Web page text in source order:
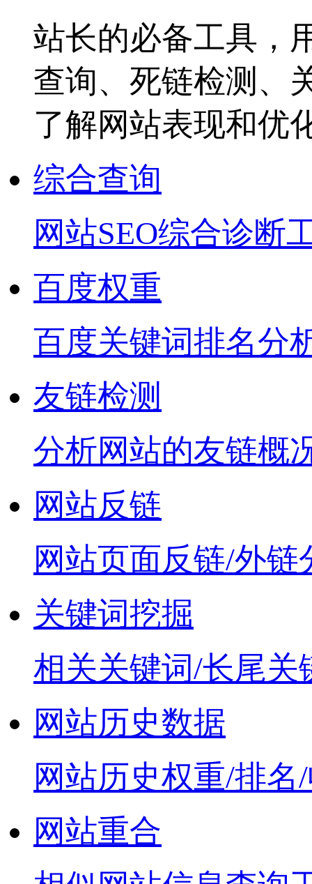
站长的必备工具，
查询、死链检测、
了解网站表现和优
综合查询
网站SEO综合诊断
百度权重
百度关键词排名分
友链检测
分析网站的友链概
网站反链
网站页面反链/外链
关键词挖掘
相关关键词/长尾关
网站历史数据
网站历史权重/排名
网站重合